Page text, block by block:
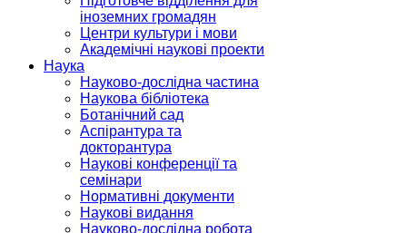
іноземних громадян
Центри культури і мови
Академічні наукові проекти
Наука
Науково-дослідна частина
Наукова бібліотека
Ботанічний сад
Аспірантура та
докторантура
Наукові конференції та
семінари
Нормативні документи
Наукові видання
Науково-дослідна робота